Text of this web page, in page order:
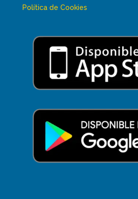
Política de Cookies